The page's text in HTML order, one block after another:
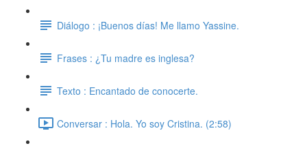
Diálogo : ¡Buenos días! Me llamo Yassine.
Frases : ¿Tu madre es inglesa?
Texto : Encantado de conocerte.
Conversar : Hola. Yo soy Cristina. (2:58)